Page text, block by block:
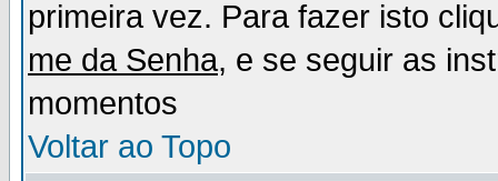
primeira vez. Para fazer isto
me da Senha, e se seguir as
momentos
Voltar ao Topo